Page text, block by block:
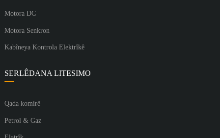
Motora DC
Motora Senkron
Kabîneya Kontrola Elektrîkê
SERLÊDANA LITESIMO
Qada komirê
Petrol & Gaz